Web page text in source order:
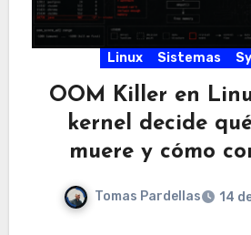
Linux Sistemas
OOM Killer en
kernel decide
muere y cómo
Tomas Pardellas 14